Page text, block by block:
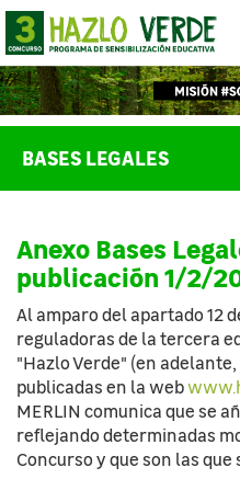
BASES LEGALES
Anexo Bases
publicación 1/2/
Al amparo del apartado 12
reguladoras de la tercera
"Hazlo Verde" (en
publicadas en la web
MERLIN comunica que se
reflejando determinadas
Concurso y que son las